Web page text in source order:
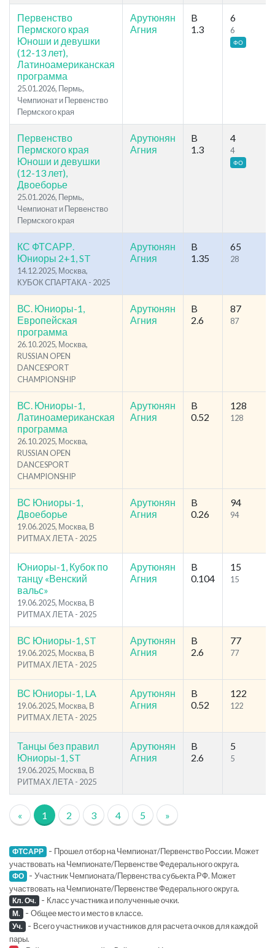
Первенство
Пермского края
Юноши и девушки
(12-13 лет),
Латиноамериканская
программа
25.01.2026, Пермь,
Чемпионат и Первенство
Пермского края
Арутюнян
Агния
B
1.3
6
6
ФО
Первенство
Пермского края
Юноши и девушки
(12-13 лет),
Двоеборье
25.01.2026, Пермь,
Чемпионат и Первенство
Пермского края
Арутюнян
Агния
B
1.3
4
4
ФО
КС ФТСАРР.
Юниоры 2+1, ST
14.12.2025, Москва,
КУБОК СПАРТАКА - 2025
Арутюнян
Агния
B
1.35
65
28
ВС. Юниоры-1,
Европейская
программа
26.10.2025, Москва,
RUSSIAN OPEN
DANCESPORT
CHAMPIONSHIP
Арутюнян
Агния
B
2.6
87
87
ВС. Юниоры-1,
Латиноамериканская
программа
26.10.2025, Москва,
RUSSIAN OPEN
DANCESPORT
CHAMPIONSHIP
Арутюнян
Агния
B
0.52
128
128
ВС Юниоры-1,
Двоеборье
19.06.2025, Москва, В
РИТМАХ ЛЕТА - 2025
Арутюнян
Агния
B
0.26
94
94
Юниоры-1, Кубок по
танцу «Венский
вальс»
19.06.2025, Москва, В
РИТМАХ ЛЕТА - 2025
Арутюнян
Агния
B
0.104
15
15
ВС Юниоры-1, ST
19.06.2025, Москва, В
РИТМАХ ЛЕТА - 2025
Арутюнян
Агния
B
2.6
77
77
ВС Юниоры-1, LA
19.06.2025, Москва, В
РИТМАХ ЛЕТА - 2025
Арутюнян
Агния
B
0.52
122
122
Танцы без правил
Юниоры-1, ST
19.06.2025, Москва, В
РИТМАХ ЛЕТА - 2025
Арутюнян
Агния
B
2.6
5
5
« 1 2 3 4 5 »
ФТСАРР - Прошел отбор на Чемпионат/Первенство России. Может
участвовать на Чемпионате/Первенстве Федерального округа.
ФО - Участник Чемпионата/Первенства субьекта РФ. Может
участвовать на Чемпионате/Первенстве Федерального округа.
Кл. Оч. - Класс участника и полученные очки.
М. - Общее место и место в классе.
Уч. - Всего участников и участников для расчета очков для каждой
пары.